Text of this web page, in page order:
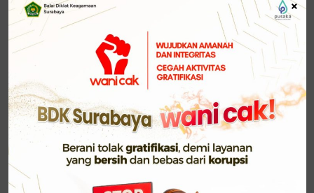
Ciri khusus bahwa seseorang tidak bisa dipercaya
adalah seringnya ia menyalahkan orang lain
.Jarang
sekali ia mengakui kesalahannya dan bertanggung
jawab atas apa yang ia lakukan. . Ketika sesuatu
tidak berjalan sesuai dengan rencana, ia akan
mencari kambing hitam sehingga ia bukanlah orang
yang tertuduh berbuat kesalahan. Meskipun secara
nyata bahwa ia yang diberi tanggung jawab untuk
menyelesaikan suatu pekerjaan, namun ketika